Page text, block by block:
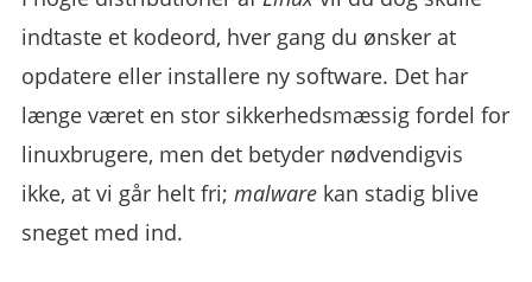
indtaste et kodeord, hver gang du ønsker at
opdatere eller installere ny software. Det har
længe været en stor sikkerhedsmæssig fordel for
linuxbrugere, men det betyder nødvendigvis
ikke, at vi går helt fri;malware kan stadig blive
sneget med ind.